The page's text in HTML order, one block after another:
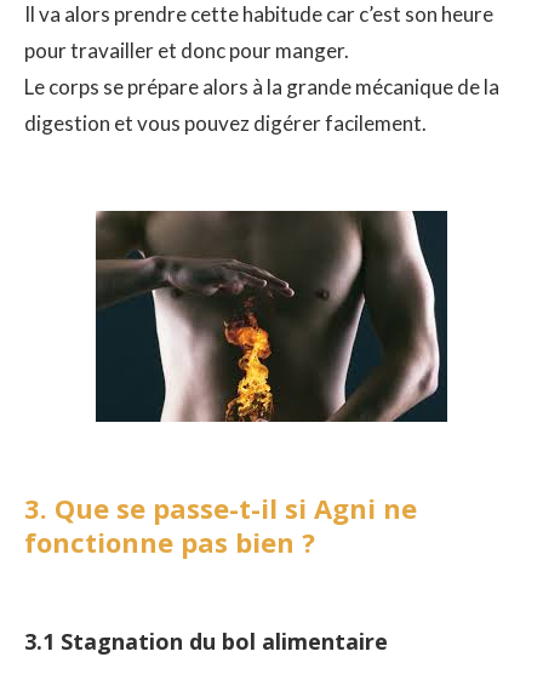
Il va alors prendre cette habitude car c’est son heure
pour travailler et donc pour manger.
Le corps se prépare alors à la grande mécanique de la
digestion et vous pouvez digérer facilement.
3. Que se passe-t-il si Agni ne
fonctionne pas bien ?
3.1 Stagnation du bol alimentaire